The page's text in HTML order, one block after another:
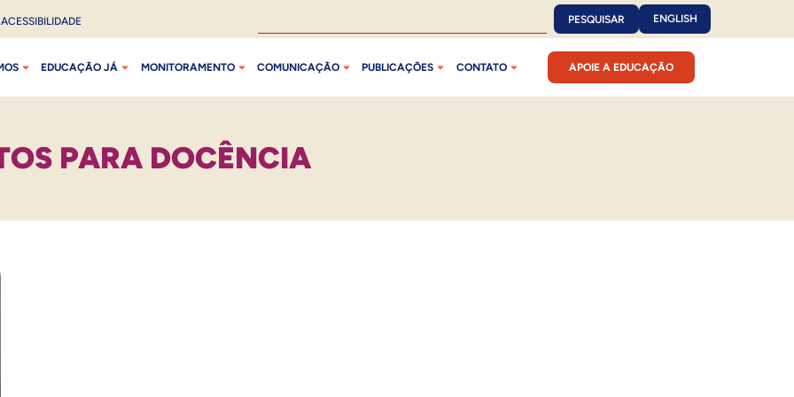
ACESSIBILIDADE PESQUISAR ENGLISH
EDUCAÇÃO JÁ MONITORAMENTO COMUNICAÇÃO PUBLICAÇÕES CONTATO APOIE A EDUCAÇÃO
PARA DOCÊNCIA